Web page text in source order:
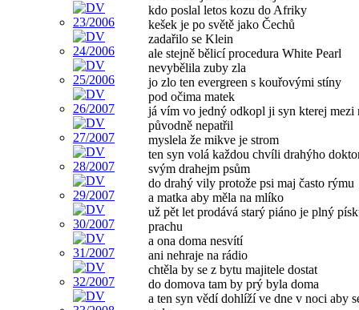
kdo poslal letos kozu do Afriky
kešek je po světě jako Čechů
zadařilo se Klein
ale stejně bělicí procedura White Pearl
nevybělila zuby zla
jo zlo ten evergreen s kouřovými stíny
pod očima matek
já vím vo jedný odkopl ji syn kterej mezi
původně nepatřil
myslela že mikve je strom
ten syn volá každou chvíli drahýho
svým drahejm psům
do drahý vily protože psi maj často rýmu
a matka aby měla na mlíko
už pět let prodává starý piáno je plný
prachu
a ona doma nesvítí
ani nehraje na rádio
chtěla by se z bytu majitele dostat
do domova tam by prý byla doma
a ten syn vědí dohlíží ve dne v noci aby